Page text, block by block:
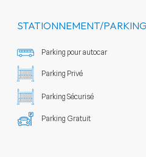
STATIONNEMENT/PARKING
Parking pour autocar
Parking Privé
Parking Sécurisé
Parking Gratuit